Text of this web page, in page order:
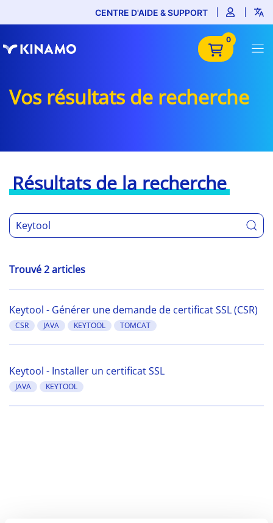
CENTRE D'AIDE & SUPPORT
0
Vos résultats de recherche
Résultats de la recherche
Trouvé 2 articles
Keytool - Générer une demande de certificat SSL (CSR)
CSR JAVA KEYTOOL TOMCAT
Keytool - Installer un certificat SSL
JAVA KEYTOOL